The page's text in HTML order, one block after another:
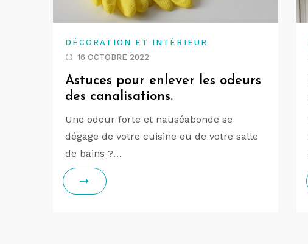
DÉCORATION ET INTÉRIEUR
16 OCTOBRE 2022
Astuces pour enlever les odeurs
des canalisations.
Une odeur forte et nauséabonde se
dégage de votre cuisine ou de votre salle
de bains ?…